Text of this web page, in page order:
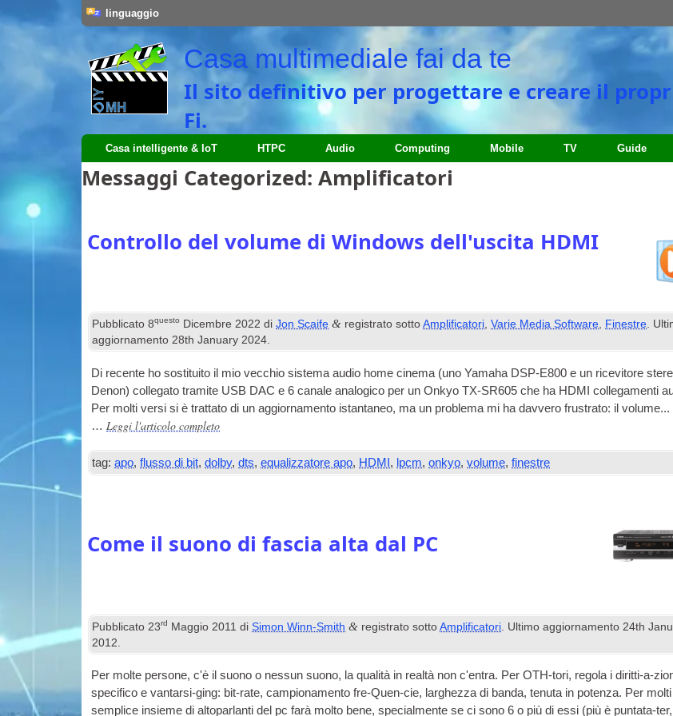
linguaggio
Casa multimediale fai da te
Il sito definitivo per progettare e creare il
Fi.
Casa intelligente & IoT HTPC Audio Computing Mobile TV Guide
Messaggi Categorized: Amplificatori
Controllo del volume di Windows dell'uscita HDMI
Pubblicato8questo Dicembre 2022 diJon Scaife & registrato sottoAmplificatori,Varie Media Software, Finestre.
aggiornamento28th January 2024.
Di recente ho sostituito il mio vecchio sistema audio home cinema (uno Yamaha DSP-E800 e un ricevitore
Denon) collegato tramite USB DAC e 6 canale analogico per un Onkyo TX-SR605 che ha HDMI
collegamenti
Per molti versi si è trattato di un aggiornamento istantaneo, ma un problema mi ha davvero frustrato: il volume...
…Leggi l'articolo completo
tag: apo,flusso di bit,dolby,dts,equalizzatore apo, HDMI , lpcm,onkyo,volume,finestre
Come il suono di fascia alta dal PC
Pubblicato 23rd Maggio 2011 diSimon Winn-Smith & registrato sottoAmplificatori . Ultimo aggiornamento 24th
2012
Per molte persone, c'è il suono o nessun suono, la qualità in realtà non c'entra. Per OTH-tori, regola i diritti-a-
specifico e vantarsi-ging: bit-rate, campionamento fre-Quen-cie, larghezza di banda, tenuta in potenza. Per
semplice insieme di altoparlanti del pc farà molto bene, specialmente se ci sono 6 o più di essi (più è puntata-ter,